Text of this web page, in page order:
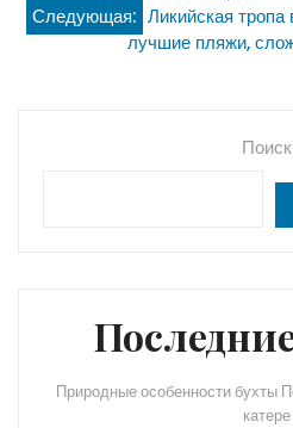
по
записям
Следующая: Ликийская
лучшие пляжи,
Поиск
Природные особенности бухты
катере